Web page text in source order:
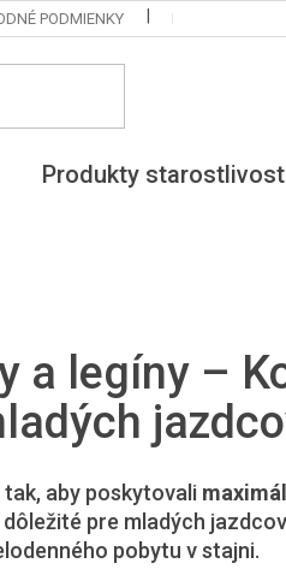
PODMIENKY PODMIENKY
Produkty
a legíny –
aby poskytovali
pre mladých
pobytu v stajni.